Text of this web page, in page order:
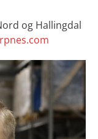
og Hallingdal